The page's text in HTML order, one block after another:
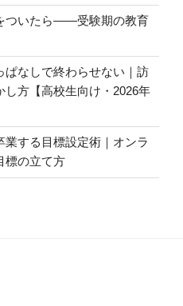
ついたら――受験期の教育
ぱなしで終わらせない｜訪
方【高校生向け・2026年
業する目標設定術｜オンラ
標の立て方